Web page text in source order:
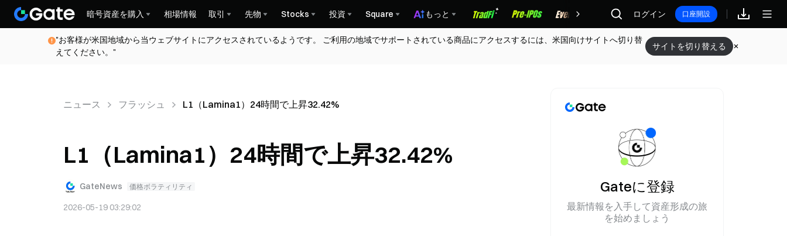
暗号資産を購入 相場情報 取引 先物 Stocks 投資 Square もっと 報酬 ログイン 口座開設
"お客様が米国地域から当ウェブサイトにアクセスされているようです。 ご利用の地域でサポートされている商品にアクセスするには、米国向けサイトへ切り替
えてください。"
サイトを切り替える
ニュース フラッシュ L1（Lamina1）24時間で上昇32.42%
L1（Lamina1）24時間で上昇32.42%
GateNews 価格ボラティリティ
2026-05-19 03:29:02
Gateに登録
最新情報を入手して資産形成の旅
を始めましょう